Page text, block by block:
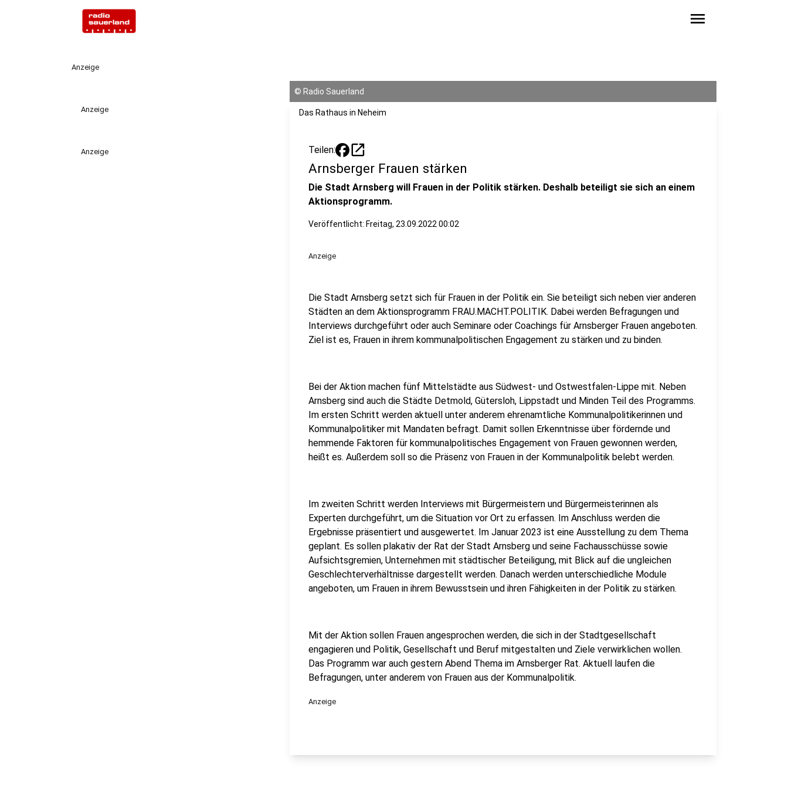
menu
Anzeige
Anzeige
Anzeige
© Radio Sauerland
Das Rathaus in Neheim
Teilen: open_in_new
Arnsberger Frauen stärken
Die Stadt Arnsberg will Frauen in der Politik stärken. Deshalb beteiligt sie sich an einem
Aktionsprogramm.
Veröffentlicht: Freitag, 23.09.2022 00:02
Anzeige
Die Stadt Arnsberg setzt sich für Frauen in der Politik ein. Sie beteiligt sich neben vier anderen
Städten an dem Aktionsprogramm FRAU.MACHT.POLITIK. Dabei werden Befragungen und
Interviews durchgeführt oder auch Seminare oder Coachings für Arnsberger Frauen angeboten.
Ziel ist es, Frauen in ihrem kommunalpolitischen Engagement zu stärken und zu binden.
Bei der Aktion machen fünf Mittelstädte aus Südwest- und Ostwestfalen-Lippe mit. Neben
Arnsberg sind auch die Städte Detmold, Gütersloh, Lippstadt und Minden Teil des Programms.
Im ersten Schritt werden aktuell unter anderem ehrenamtliche Kommunalpolitikerinnen und
Kommunalpolitiker mit Mandaten befragt. Damit sollen Erkenntnisse über fördernde und
hemmende Faktoren für kommunalpolitisches Engagement von Frauen gewonnen werden,
heißt es. Außerdem soll so die Präsenz von Frauen in der Kommunalpolitik belebt werden.
Im zweiten Schritt werden Interviews mit Bürgermeistern und Bürgermeisterinnen als
Experten durchgeführt, um die Situation vor Ort zu erfassen. Im Anschluss werden die
Ergebnisse präsentiert und ausgewertet. Im Januar 2023 ist eine Ausstellung zu dem Thema
geplant. Es sollen plakativ der Rat der Stadt Arnsberg und seine Fachausschüsse sowie
Aufsichtsgremien, Unternehmen mit städtischer Beteiligung, mit Blick auf die ungleichen
Geschlechterverhältnisse dargestellt werden. Danach werden unterschiedliche Module
angeboten, um Frauen in ihrem Bewusstsein und ihren Fähigkeiten in der Politik zu stärken.
Mit der Aktion sollen Frauen angesprochen werden, die sich in der Stadtgesellschaft
engagieren und Politik, Gesellschaft und Beruf mitgestalten und Ziele verwirklichen wollen.
Das Programm war auch gestern Abend Thema im Arnsberger Rat. Aktuell laufen die
Befragungen, unter anderem von Frauen aus der Kommunalpolitik.
Anzeige